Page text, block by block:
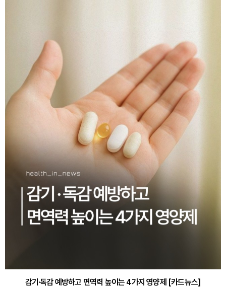
감기·독감 예방하고 면역력 높이는 4가지 영양제 [카드뉴스]